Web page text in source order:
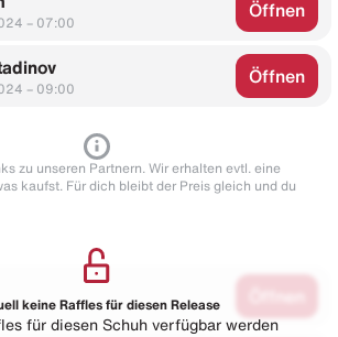
– 07:00
Öffnen
– 09:00
Öffnen
zu unseren Partnern. Wir erhalten evtl. eine
kaufst. Für dich bleibt der Preis gleich und du
keine Raffles für diesen Release
für diesen Schuh verfügbar werden